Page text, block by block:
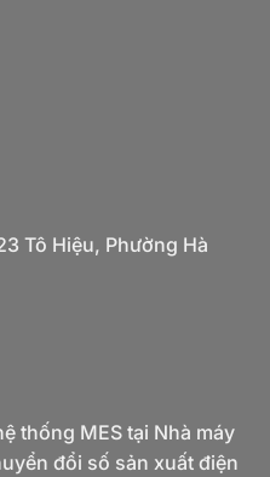
Tô Hiệu, Phường Hà
thống MES tại Nhà máy
đổi số sản xuất điện